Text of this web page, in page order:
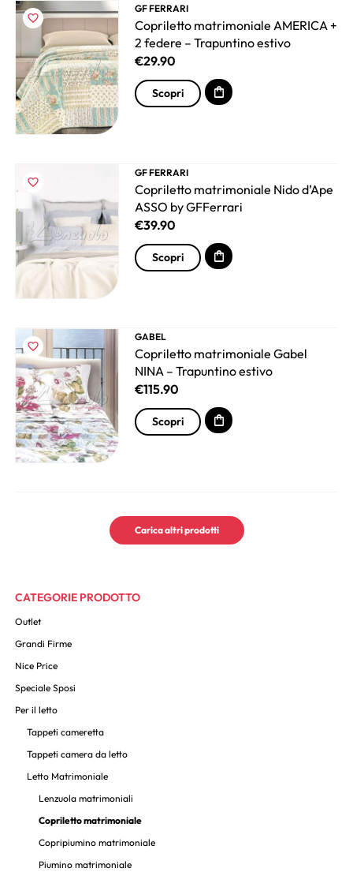
CATEGORIE PRODOTTO
Outlet
Grandi Firme
Nice Price
Speciale Sposi
Per il letto
Tappeti cameretta
Tappeti camera da letto
Letto Matrimoniale
Lenzuola matrimoniali
Copriletto matrimoniale
Copripiumino matrimoniale
Piumino matrimoniale
GF FERRARI
Copriletto matrimoniale AMERICA +
2 federe – Trapuntino estivo
€29.90
Scopri
GF FERRARI
Copriletto matrimoniale Nido d’Ape
ASSO by GFFerrari
€39.90
Scopri
GABEL
Copriletto matrimoniale Gabel
NINA – Trapuntino estivo
€115.90
Scopri
Carica altri prodotti